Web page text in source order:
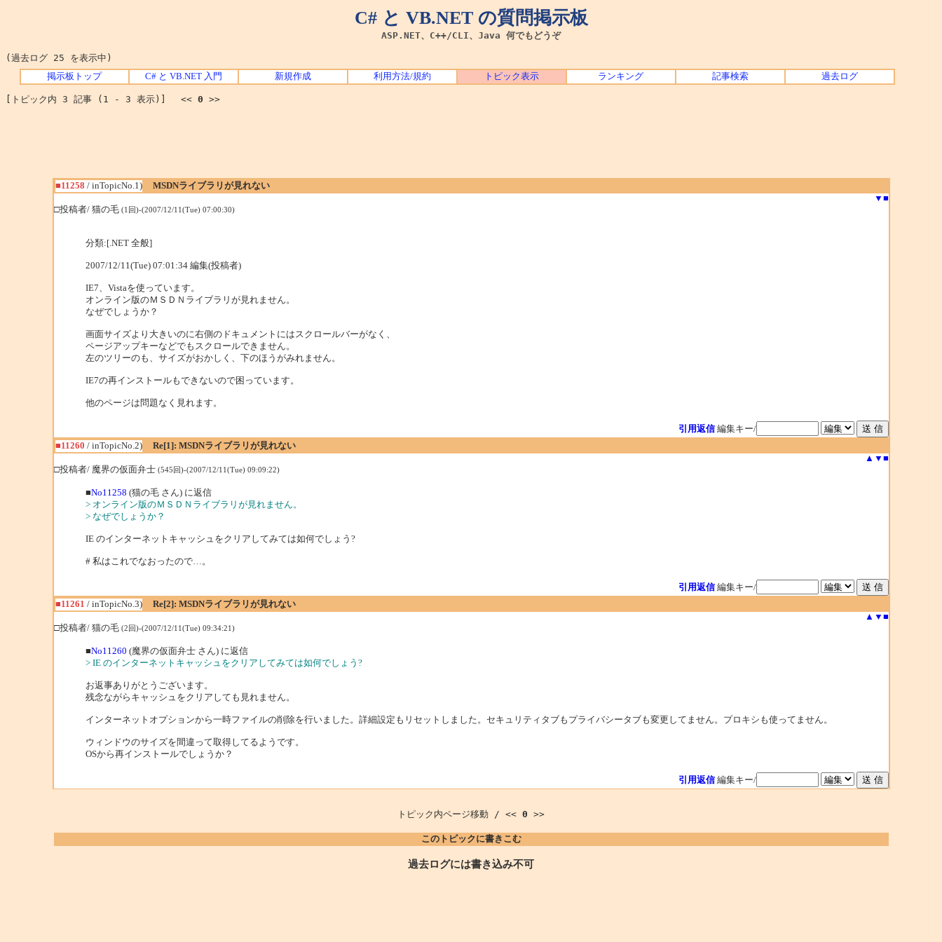
C# と VB.NET の質問掲示板
ASP.NET、C++/CLI、Java 何でもどうぞ
(過去ログ 25 を表示中)
掲示板トップ C# と VB.NET 入門 新規作成 利用方法/規約 トピック表示 ランキング 記事検索 過去ログ
[トピック内 3 記事 (1 - 3 表示)] << 0 >>
■11258 / inTopicNo.1)
MSDNライブラリが見れない
▼ ■
□投稿者/ 猫の毛 (1回)-(2007/12/11(Tue) 07:00:30)
分類:[.NET 全般]
2007/12/11(Tue) 07:01:34 編集(投稿者)
IE7、Vistaを使っています。
オンライン版のＭＳＤＮライブラリが見れません。
なぜでしょうか？
画面サイズより大きいのに右側のドキュメントにはスクロールバーがなく、
ページアップキーなどでもスクロールできません。
左のツリーのも、サイズがおかしく、下のほうがみれません。
IE7の再インストールもできないので困っています。
他のページは問題なく見れます。
引用返信 編集キー/
■11260 / inTopicNo.2)
Re[1]: MSDNライブラリが見れない
▲ ▼ ■
□投稿者/ 魔界の仮面弁士 (545回)-(2007/12/11(Tue) 09:09:22)
■No11258 (猫の毛 さん) に返信
> オンライン版のＭＳＤＮライブラリが見れません。
> なぜでしょうか？
IE のインターネットキャッシュをクリアしてみては如何でしょう?
# 私はこれでなおったので…。
引用返信 編集キー/
■11261 / inTopicNo.3)
Re[2]: MSDNライブラリが見れない
▲ ▼ ■
□投稿者/ 猫の毛 (2回)-(2007/12/11(Tue) 09:34:21)
■No11260 (魔界の仮面弁士 さん) に返信
> IE のインターネットキャッシュをクリアしてみては如何でしょう?
お返事ありがとうございます。
残念ながらキャッシュをクリアしても見れません。
インターネットオプションから一時ファイルの削除を行いました。詳細設定もリセットしました。セキュリティタブもプライバシータブも変更してません。プロキシも使ってません。
ウィンドウのサイズを間違って取得してるようです。
OSから再インストールでしょうか？
引用返信 編集キー/
トピック内ページ移動 / << 0 >>
このトピックに書きこむ
過去ログには書き込み不可